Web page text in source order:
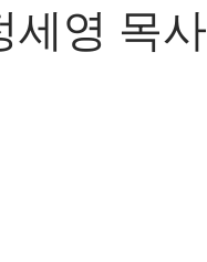
세영 목사